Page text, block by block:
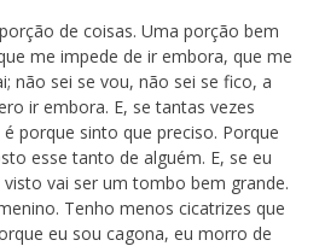
de coisas. Uma porção bem
me impede de ir embora, que me
não sei se vou, não sei se fico, a
ir embora. E, se tantas vezes
porque sinto que preciso. Porque
esse tanto de alguém. E, se eu
vai ser um tombo bem grande.
Tenho menos cicatrizes que
eu sou cagona, eu morro de